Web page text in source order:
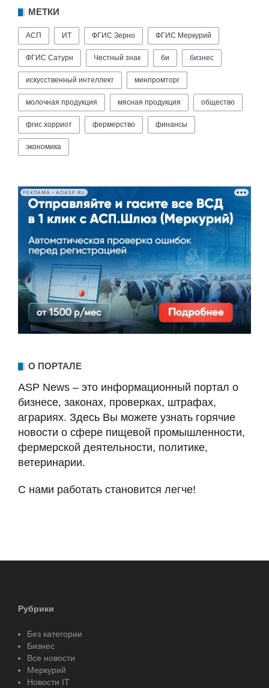
МЕТКИ
АСП ИТ ФГИС Зерно ФГИС Меркурий
ФГИС Сатурн Честный знак би бизнес
искусственный интеллект минпромторг
молочная продукция мясная продукция общество
фгис хорриот фермерство финансы
экономика
РЕКЛАМА • AOASP.RU
О ПОРТАЛЕ
ASP News – это информационный портал о
бизнесе, законах, проверках, штрафах,
аграриях. Здесь Вы можете узнать горячие
новости о сфере пищевой промышленности,
фермерской деятельности, политике,
ветеринарии.
С нами работать становится легче!
Рубрики
Без категории
Бизнес
Все новости
Меркурий
Новости IT